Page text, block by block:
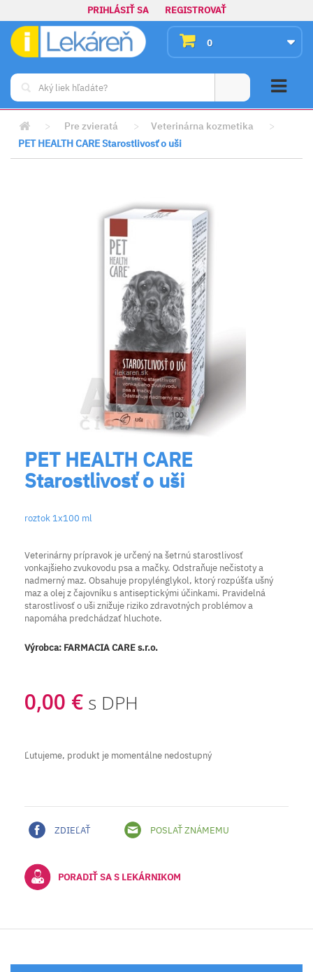
PRIHLÁSIŤ SA REGISTROVAŤ
0
> Pre zvieratá > Veterinárna kozmetika
>
PET HEALTH CARE Starostlivosť o uši
PET HEALTH CARE
Starostlivosť o uši
roztok 1x100 ml
Veterinárny prípravok je určený na šetrnú starostlivosť
vonkajšieho zvukovodu psa a mačky. Odstraňuje nečistoty a
nadmerný maz. Obsahuje propylénglykol, ktorý rozpúšťa ušný
maz a olej z čajovníku s antiseptickými účinkami. Pravidelná
starostlivosť o uši znižuje riziko zdravotných problémov a
napomáha predchádzať hluchote.
Výrobca: FARMACIA CARE s.r.o.
0,00 € s DPH
Ľutujeme, produkt je momentálne nedostupný
ZDIEĽAŤ POSLAŤ ZNÁMEMU
PORADIŤ SA S LEKÁRNIKOM